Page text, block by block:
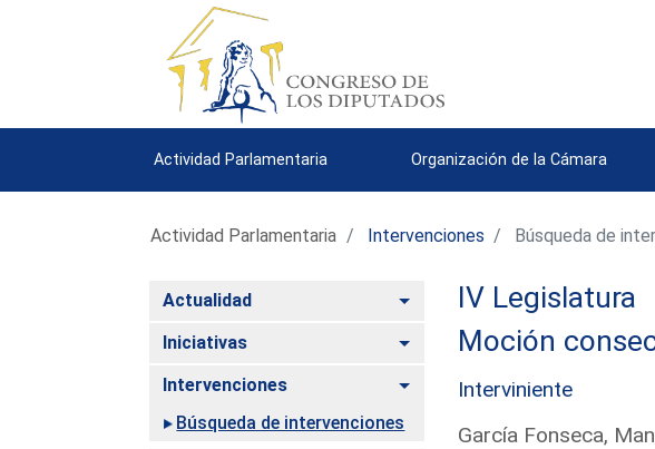
Actividad Parlamentaria Organización de la Cámara
Actividad Parlamentaria Intervenciones Búsqueda de
Actualidad Alternar
Iniciativas Alternar
Intervenciones
Alternar
Búsqueda de intervenciones
IV Legislatura
Moción
Interviniente
García Fonseca,